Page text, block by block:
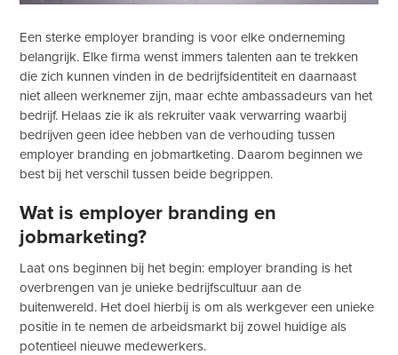
Een sterke employer branding is voor elke onderneming
belangrijk. Elke firma wenst immers talenten aan te trekken
die zich kunnen vinden in de bedrijfsidentiteit en daarnaast
niet alleen werknemer zijn, maar echte ambassadeurs van het
bedrijf. Helaas zie ik als rekruiter vaak verwarring waarbij
bedrijven geen idee hebben van de verhouding tussen
employer branding en jobmartketing. Daarom beginnen we
best bij het verschil tussen beide begrippen.
Wat is employer branding en
jobmarketing?
Laat ons beginnen bij het begin: employer branding is het
overbrengen van je unieke bedrijfscultuur aan de
buitenwereld. Het doel hierbij is om als werkgever een unieke
positie in te nemen de arbeidsmarkt bij zowel huidige als
potentieel nieuwe medewerkers.